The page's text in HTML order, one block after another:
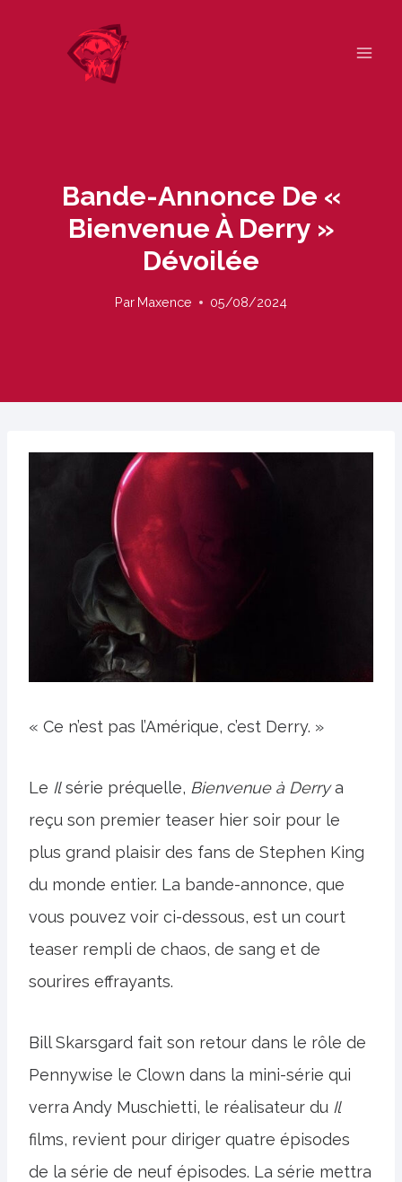
Bande-Annonce De «
Bienvenue À Derry »
Dévoilée
Par Maxence 05/08/2024
« Ce n’est pas l’Amérique, c’est Derry. »
Le Ilsérie préquelle, Bienvenue à Derrya
reçu son premier teaser hier soir pour le
plus grand plaisir des fans de Stephen King
du monde entier. La bande-annonce, que
vous pouvez voir ci-dessous, est un court
teaser rempli de chaos, de sang et de
sourires effrayants.
Bill Skarsgard fait son retour dans le rôle de
Pennywise le Clown dans la mini-série qui
verra Andy Muschietti, le réalisateur du Il
films, revient pour diriger quatre épisodes
de la série de neuf épisodes. La série mettra